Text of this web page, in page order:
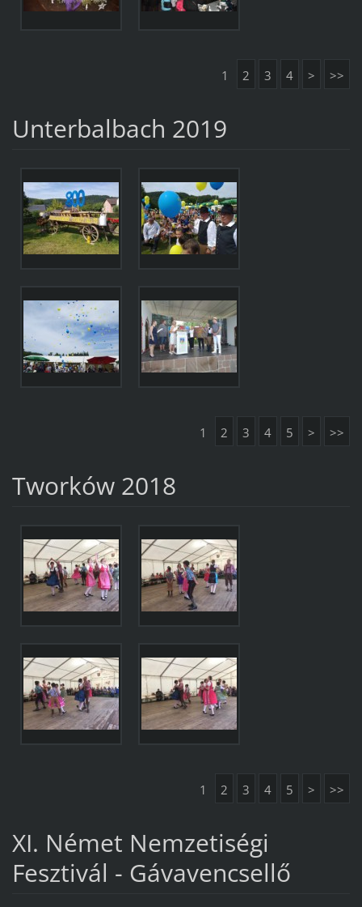
1 2 3 4 > >>
Unterbalbach 2019
1 2 3 4 5 > >>
Tworków 2018
1 2 3 4 5 > >>
XI. Német Nemzetiségi
Fesztivál - Gávavencsellő